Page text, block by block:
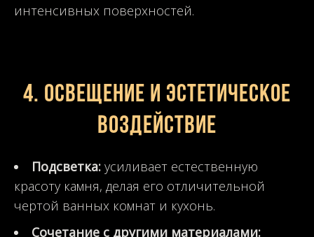
интенсивных поверхностей.
4. Освещение и эстетическое
воздействие
Подсветка: усиливает естественную
красоту камня, делая его отличительной
чертой ванных комнат и кухонь.
Сочетание с другими материалами: